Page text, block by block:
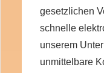
gesetzlichen
schnelle
unserem
unmittelbare